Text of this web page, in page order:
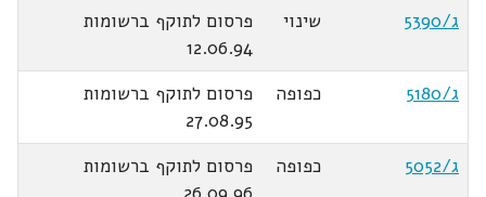
ג/5390
שינוי
פרסום לתוקף ברשומות
12.06.94
ג/5180
כפופה
פרסום לתוקף ברשומות
27.08.95
ג/5052
כפופה
פרסום לתוקף ברשומות